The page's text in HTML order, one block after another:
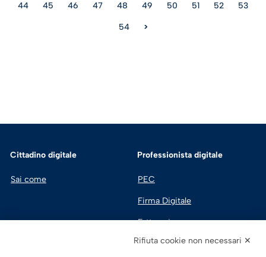
44 45 46 47 48 49 50 51 52 53
54 >
Cittadino digitale
Sai come
Professionista digitale
PEC
Firma Digitale
Fatturazione
Rifiuta cookie non necessari ✕